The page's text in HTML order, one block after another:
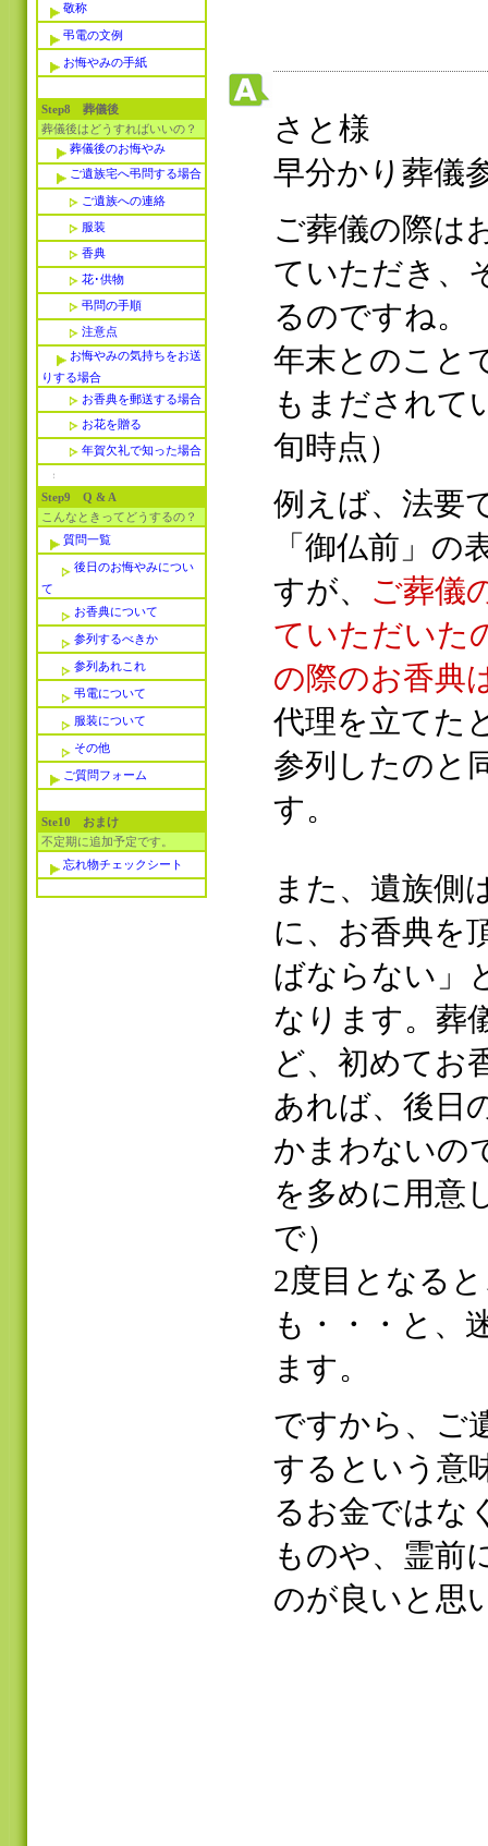
敬称
弔電の文例
お悔やみの手紙
Step8 葬儀後
葬儀後はどうすればいいの？
葬儀後のお悔やみ
ご遺族宅へ弔問する場合
ご遺族への連絡
服装
香典
花･供物
弔問の手順
注意点
お悔やみの気持ちをお送
りする場合
お香典を郵送する場合
お花を贈る
年賀欠礼で知った場合
Step9 Q & A
こんなときってどうするの？
質問一覧
後日のお悔やみについ
て
お香典について
参列するべきか
参列あれこれ
弔電について
服装について
その他
ご質問フォーム
Ste10 おまけ
不定期に追加予定です。
忘れ物チェックシート
さと様
早分かり葬儀
ご葬儀の際は
ていただき、
るのですね。
年末とのこと
もまだされて
旬時点）
例えば、法要
「御仏前」
すが、 ご葬儀
ていただいた
の際のお香典
代理を立てた
参列したのと
す。
また、遺族側
に、お香典を
ばならない」
なります。葬
ど、初めてお
あれば、後日
かまわないの
を多めに用意
で）
2度目となる
も・・・と、
ます。
ですから、ご
するという意
るお金ではな
ものや、霊前
のが良いと思